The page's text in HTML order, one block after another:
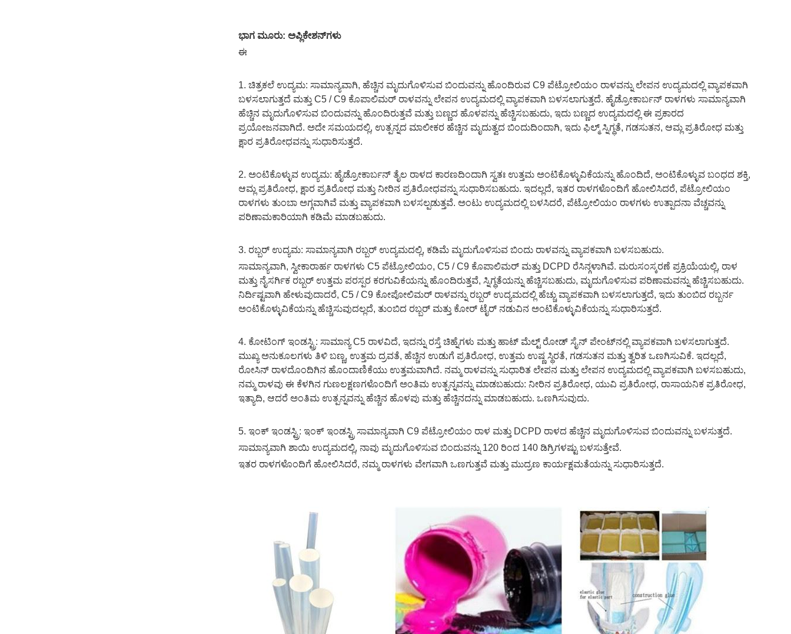
ಭಾಗ ಮೂರು: ಅಪ್ಲಿಕೇಶನ್‌ಗಳು
ಈ
1. ಚಿತ್ರಕಲೆ ಉದ್ಯಮ: ಸಾಮಾನ್ಯವಾಗಿ, ಹೆಚ್ಚಿನ ಮೃದುಗೊಳಿಸುವ ಬಿಂದುವನ್ನು ಹೊಂದಿರುವ C9 ಪೆಟ್ರೋಲಿಯಂ ರಾಳವನ್ನು ಲೇಪನ ಉದ್ಯಮದಲ್ಲಿ ವ್ಯಾಪಕವಾಗಿ
ಬಳಸಲಾಗುತ್ತದೆ ಮತ್ತು C5 / C9 ಕೊಪಾಲಿಮರ್ ರಾಳವನ್ನು ಲೇಪನ ಉದ್ಯಮದಲ್ಲಿ ವ್ಯಾಪಕವಾಗಿ ಬಳಸಲಾಗುತ್ತದೆ. ಹೈಡ್ರೋಕಾರ್ಬನ್ ರಾಳಗಳು ಸಾಮಾನ್ಯವಾಗಿ
ಹೆಚ್ಚಿನ ಮೃದುಗೊಳಿಸುವ ಬಿಂದುವನ್ನು ಹೊಂದಿರುತ್ತವೆ ಮತ್ತು ಬಣ್ಣದ ಹೊಳಪನ್ನು ಹೆಚ್ಚಿಸಬಹುದು, ಇದು ಬಣ್ಣದ ಉದ್ಯಮದಲ್ಲಿ ಈ ಪ್ರಕಾರದ
ಪ್ರಯೋಜನವಾಗಿದೆ. ಅದೇ ಸಮಯದಲ್ಲಿ, ಉತ್ಪನ್ನದ ಮಾಲೀಕರ ಹೆಚ್ಚಿನ ಮೃದುತ್ವದ ಬಿಂದುದಿಂದಾಗಿ, ಇದು ಫಿಲ್ಮ್ ಸ್ನಿಗ್ಧತೆ, ಗಡಸುತನ, ಆಮ್ಲ ಪ್ರತಿರೋಧ ಮತ್ತು
ಕ್ಷಾರ ಪ್ರತಿರೋಧವನ್ನು ಸುಧಾರಿಸುತ್ತದೆ.
2. ಅಂಟಿಕೊಳ್ಳುವ ಉದ್ಯಮ: ಹೈಡ್ರೋಕಾರ್ಬನ್ ತೈಲ ರಾಳದ ಕಾರಣದಿಂದಾಗಿ ಸ್ವತಃ ಉತ್ತಮ ಅಂಟಿಕೊಳ್ಳುವಿಕೆಯನ್ನು ಹೊಂದಿದೆ, ಅಂಟಿಕೊಳ್ಳುವ ಬಂಧದ ಶಕ್ತಿ,
ಆಮ್ಲ ಪ್ರತಿರೋಧ, ಕ್ಷಾರ ಪ್ರತಿರೋಧ ಮತ್ತು ನೀರಿನ ಪ್ರತಿರೋಧವನ್ನು ಸುಧಾರಿಸಬಹುದು. ಇದಲ್ಲದೆ, ಇತರ ರಾಳಗಳೊಂದಿಗೆ ಹೋಲಿಸಿದರೆ, ಪೆಟ್ರೋಲಿಯಂ
ರಾಳಗಳು ತುಂಬಾ ಅಗ್ಗವಾಗಿವೆ ಮತ್ತು ವ್ಯಾಪಕವಾಗಿ ಬಳಸಲ್ಪಡುತ್ತವೆ. ಅಂಟು ಉದ್ಯಮದಲ್ಲಿ ಬಳಸಿದರೆ, ಪೆಟ್ರೋಲಿಯಂ ರಾಳಗಳು ಉತ್ಪಾದನಾ ವೆಚ್ಚವನ್ನು
ಪರಿಣಾಮಕಾರಿಯಾಗಿ ಕಡಿಮೆ ಮಾಡಬಹುದು.
3. ರಬ್ಬರ್ ಉದ್ಯಮ: ಸಾಮಾನ್ಯವಾಗಿ ರಬ್ಬರ್ ಉದ್ಯಮದಲ್ಲಿ, ಕಡಿಮೆ ಮೃದುಗೊಳಿಸುವ ಬಿಂದು ರಾಳವನ್ನು ವ್ಯಾಪಕವಾಗಿ ಬಳಸಬಹುದು.
ಸಾಮಾನ್ಯವಾಗಿ, ಸ್ವೀಕಾರಾರ್ಹ ರಾಳಗಳು C5 ಪೆಟ್ರೋಲಿಯಂ, C5 / C9 ಕೊಪಾಲಿಮರ್ ಮತ್ತು DCPD ರೆಸಿನ್ಗಳಾಗಿವೆ. ಮರುಸಂಸ್ಕರಣೆ ಪ್ರಕ್ರಿಯೆಯಲ್ಲಿ, ರಾಳ
ಮತ್ತು ನೈಸರ್ಗಿಕ ರಬ್ಬರ್ ಉತ್ತಮ ಪರಸ್ಪರ ಕರಗುವಿಕೆಯನ್ನು ಹೊಂದಿರುತ್ತವೆ, ಸ್ನಿಗ್ಧತೆಯನ್ನು ಹೆಚ್ಚಿಸಬಹುದು, ಮೃದುಗೊಳಿಸುವ ಪರಿಣಾಮವನ್ನು ಹೆಚ್ಚಿಸಬಹುದು.
ನಿರ್ದಿಷ್ಟವಾಗಿ ಹೇಳುವುದಾದರೆ, C5 / C9 ಕೋಪೋಲಿಮರ್ ರಾಳವನ್ನು ರಬ್ಬರ್ ಉದ್ಯಮದಲ್ಲಿ ಹೆಚ್ಚು ವ್ಯಾಪಕವಾಗಿ ಬಳಸಲಾಗುತ್ತದೆ, ಇದು ತುಂಬಿದ ರಬ್ಬರ್ನ
ಅಂಟಿಕೊಳ್ಳುವಿಕೆಯನ್ನು ಹೆಚ್ಚಿಸುವುದಲ್ಲದೆ, ತುಂಬಿದ ರಬ್ಬರ್ ಮತ್ತು ಕೋರ್ ಟೈರ್ ನಡುವಿನ ಅಂಟಿಕೊಳ್ಳುವಿಕೆಯನ್ನು ಸುಧಾರಿಸುತ್ತದೆ.
4. ಕೋಟಿಂಗ್ ಇಂಡಸ್ಟ್ರಿ: ಸಾಮಾನ್ಯ C5 ರಾಳವಿದೆ, ಇದನ್ನು ರಸ್ತೆ ಚಿಹ್ನೆಗಳು ಮತ್ತು ಹಾಟ್ ಮೆಲ್ಟ್ ರೋಡ್ ಸೈನ್ ಪೇಂಟ್‌ನಲ್ಲಿ ವ್ಯಾಪಕವಾಗಿ ಬಳಸಲಾಗುತ್ತದೆ.
ಮುಖ್ಯ ಅನುಕೂಲಗಳು ತಿಳಿ ಬಣ್ಣ, ಉತ್ತಮ ದ್ರವತೆ, ಹೆಚ್ಚಿನ ಉಡುಗೆ ಪ್ರತಿರೋಧ, ಉತ್ತಮ ಉಷ್ಣ ಸ್ಥಿರತೆ, ಗಡಸುತನ ಮತ್ತು ತ್ವರಿತ ಒಣಗಿಸುವಿಕೆ. ಇದಲ್ಲದೆ,
ರೋಸಿನ್ ರಾಳದೊಂದಿಗಿನ ಹೊಂದಾಣಿಕೆಯು ಉತ್ತಮವಾಗಿದೆ. ನಮ್ಮ ರಾಳವನ್ನು ಸುಧಾರಿತ ಲೇಪನ ಮತ್ತು ಲೇಪನ ಉದ್ಯಮದಲ್ಲಿ ವ್ಯಾಪಕವಾಗಿ ಬಳಸಬಹುದು,
ನಮ್ಮ ರಾಳವು ಈ ಕೆಳಗಿನ ಗುಣಲಕ್ಷಣಗಳೊಂದಿಗೆ ಅಂತಿಮ ಉತ್ಪನ್ನವನ್ನು ಮಾಡಬಹುದು: ನೀರಿನ ಪ್ರತಿರೋಧ, ಯುವಿ ಪ್ರತಿರೋಧ, ರಾಸಾಯನಿಕ ಪ್ರತಿರೋಧ,
ಇತ್ಯಾದಿ, ಆದರೆ ಅಂತಿಮ ಉತ್ಪನ್ನವನ್ನು ಹೆಚ್ಚಿನ ಹೊಳಪು ಮತ್ತು ಹೆಚ್ಚಿನದನ್ನು ಮಾಡಬಹುದು. ಒಣಗಿಸುವುದು.
5. ಇಂಕ್ ಇಂಡಸ್ಟ್ರಿ: ಇಂಕ್ ಇಂಡಸ್ಟ್ರಿ ಸಾಮಾನ್ಯವಾಗಿ C9 ಪೆಟ್ರೋಲಿಯಂ ರಾಳ ಮತ್ತು DCPD ರಾಳದ ಹೆಚ್ಚಿನ ಮೃದುಗೊಳಿಸುವ ಬಿಂದುವನ್ನು ಬಳಸುತ್ತದೆ.
ಸಾಮಾನ್ಯವಾಗಿ ಶಾಯಿ ಉದ್ಯಮದಲ್ಲಿ, ನಾವು ಮೃದುಗೊಳಿಸುವ ಬಿಂದುವನ್ನು 120 ರಿಂದ 140 ಡಿಗ್ರಿಗಳಷ್ಟು ಬಳಸುತ್ತೇವೆ.
ಇತರ ರಾಳಗಳೊಂದಿಗೆ ಹೋಲಿಸಿದರೆ, ನಮ್ಮ ರಾಳಗಳು ವೇಗವಾಗಿ ಒಣಗುತ್ತವೆ ಮತ್ತು ಮುದ್ರಣ ಕಾರ್ಯಕ್ಷಮತೆಯನ್ನು ಸುಧಾರಿಸುತ್ತದೆ.